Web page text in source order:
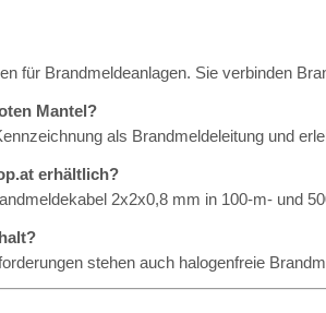
für Brandmeldeanlagen. Sie verbinden
Mantel?
als Brandmeldeleitung und
erhältlich?
2x2x0,8 mm in 100-m- und
stehen auch halogenfreie